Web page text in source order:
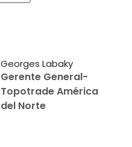
Georges Labaky
Gerente General-
Topotrade América
del Norte